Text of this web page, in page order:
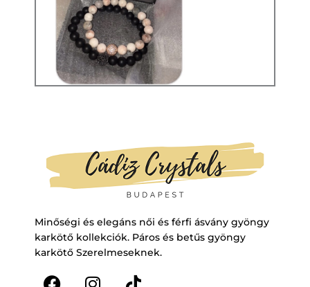
Minőségi és elegáns női és férfi ásvány gyöngy
karkötő kollekciók. Páros és betűs gyöngy
karkötő Szerelmeseknek.